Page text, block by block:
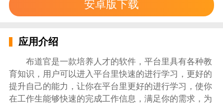
安卓版下载
应用介绍
布道官是一款培养人才的软件，平台里具有各种教
育知识，用户可以进入平台里快速的进行学习，更好的
提升自己的能力，让你在平台里更好的进行学习，使你
在工作生能够快速的完成工作信息，满足你的需求，为